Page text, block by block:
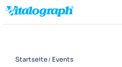
Startseite Events